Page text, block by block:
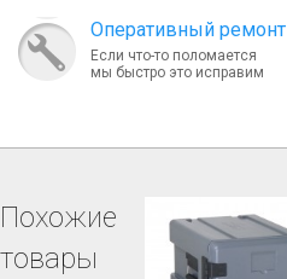
Оперативный ремонт
Если что-то поломается
мы быстро это исправим
Похожие
товары